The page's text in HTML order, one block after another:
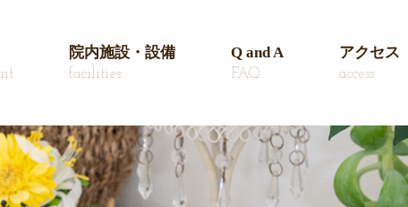
院内施設・設備
facilities
Q and A
FAQ
アクセス
access